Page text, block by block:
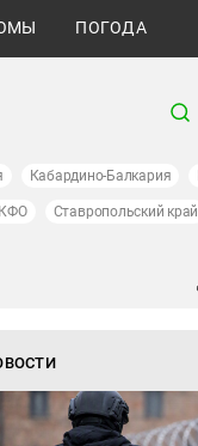
ПОГОДА
Кабардино-Балкария
Ставропольский край